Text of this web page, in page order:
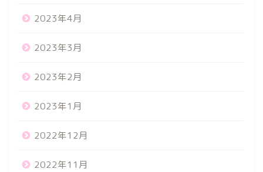
2023年4月
2023年3月
2023年2月
2023年1月
2022年12月
2022年11月